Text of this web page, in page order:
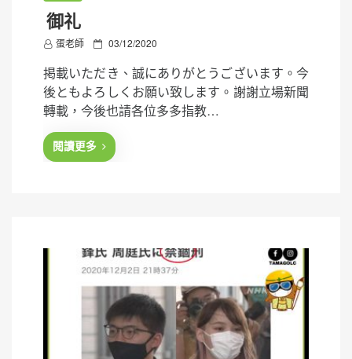
御礼
蛋老師
P
s
t
e
d
03/12/2020
掲載いただき、誠にありがとうございます。今
後ともよろしくお願い致します。謝謝立場新聞
轉載，今後也請各位多多指教…
閱讀更多